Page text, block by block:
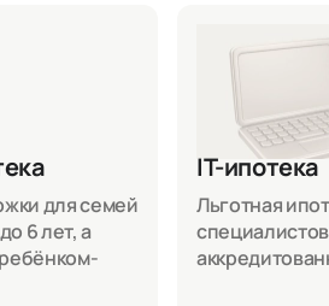
для семей
6 лет, а
IT-ипотека
Льготная